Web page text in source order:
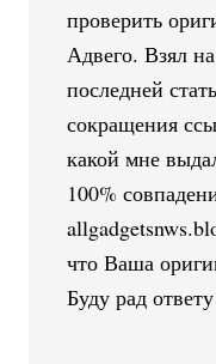
проверить
Адвего. Взял
последней
сокращения
какой мне
100%
что Ваша
Буду рад ответу